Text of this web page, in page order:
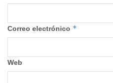
Correo electrónico *
Web